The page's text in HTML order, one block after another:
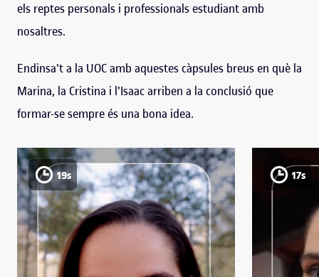
els reptes personals i professionals estudiant amb
nosaltres.
Endinsa't a la UOC amb aquestes càpsules breus en què la
Marina, la Cristina i l'Isaac arriben a la conclusió que
formar-se sempre és una bona idea.
19s 17s